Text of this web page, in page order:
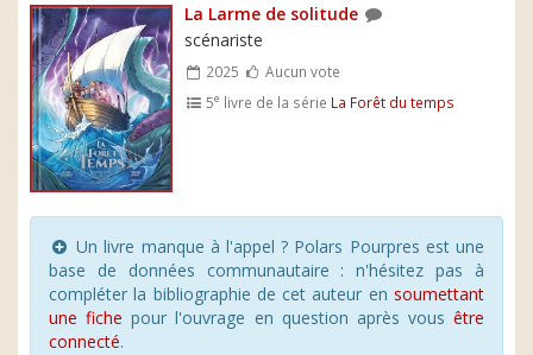
La Larme de solitude
scénariste
2025
Aucun vote
5e livre de la série La Forêt du temps
Un livre manque à l'appel ? Polars Pourpres est une
base de données communautaire : n'hésitez pas à
compléter la bibliographie de cet auteur en soumettant
une fiche pour l'ouvrage en question après vous être
connecté.